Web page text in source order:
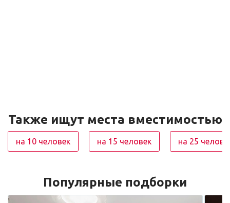
Также ищут места вместимостью
на 10 человек на 15 человек на 25
Популярные подборки